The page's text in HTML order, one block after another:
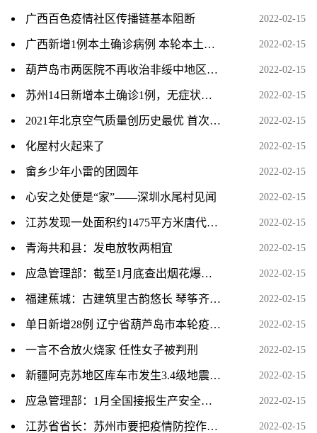
广西百色疫情社区传播链基本阻断 2022-02-15
广西新增1例本土确诊病例 本轮本土疫情累计报告确诊病例 2022-02-15
葫芦岛市两医院不再收治非绥中地区患者 就医患者闭环管理 2022-02-15
苏州14日新增本土确诊1例，无症状感染者3例 详情及轨迹公布 2022-02-15
2021年北京空气质量创历史最优 首次全面达标 2022-02-15
化屋村火起来了 2022-02-15
畲乡少年小雷的团圆年 2022-02-15
心安之处便是“家”——深圳水尾村见闻 2022-02-15
江苏发现一处面积约1475平方米唐代建筑基址 2022-02-15
青海共和县：发电放牧两相宜 2022-02-15
应急管理部：截至1月底查出烟花爆竹问题隐患28052项 2022-02-15
福建蕉城：古建筑里古韵悠长 琴筝齐鸣庆元宵 2022-02-15
单日新增28例 辽宁省葫芦岛市本轮疫情累计确诊89例 2022-02-15
一言不合放火烧家 任性女子被判刑 2022-02-15
新疆阿克苏地区库车市发生3.4级地震 震源深度7千米 2022-02-15
应急管理部：1月全国接报生产安全事故死亡超1100人 2022-02-15
江苏省省长：苏州市要把疫情防控作为头等大事、第一要务 2022-02-15